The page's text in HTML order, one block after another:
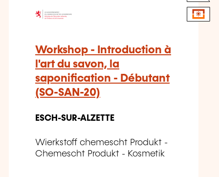
Workshop - Introduction à
l'art du savon, la
saponification - Débutant
(SO-SAN-20)
ESCH-SUR-ALZETTE
Wierkstoff chemescht Produkt -
Chemescht Produkt - Kosmetik